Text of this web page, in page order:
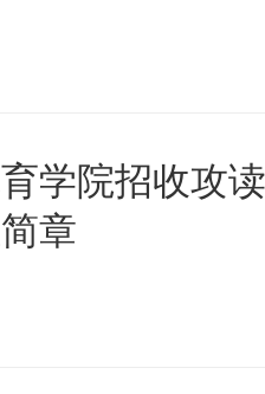
学院招收攻
章